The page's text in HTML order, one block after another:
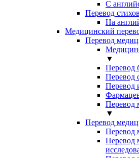
С
Перевод стихов
На
Медицинский
Перевод
▼
Перевод
Перевод
Перевод
Перевод
▼
Перевод
Перевод
Перевод